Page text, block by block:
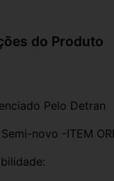
do Produto
Pelo Detran
novo -ITEM